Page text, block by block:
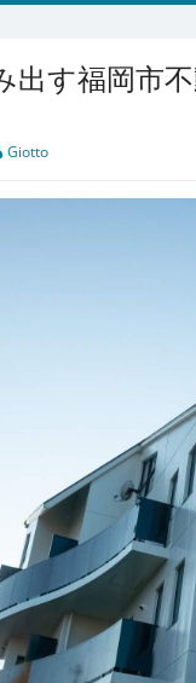
出す福岡市
Giotto